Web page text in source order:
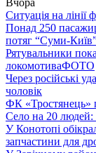
Вчора
Ситуація на лінії
Понад 250
потяг “Суми-
Рятувальники
локомотиваФОТО
Через російські
чоловік
ФК «Тростянець»
Село на 20
У Конотопі
запчастини для